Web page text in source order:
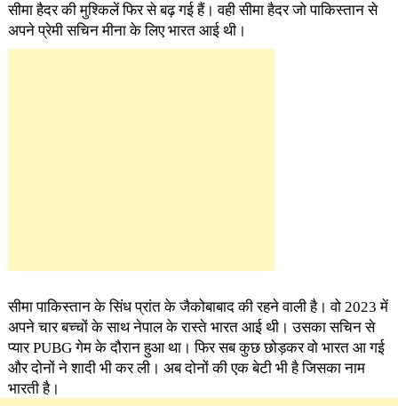
सीमा हैदर की मुश्किलें फिर से बढ़ गई हैं। वही सीमा हैदर जो पाकिस्तान से
अपने प्रेमी सचिन मीना के लिए भारत आई थी।
सीमा पाकिस्तान के सिंध प्रांत के जैकोबाबाद की रहने वाली है। वो 2023 में
अपने चार बच्चों के साथ नेपाल के रास्ते भारत आई थी। उसका सचिन से
प्यार PUBG गेम के दौरान हुआ था। फिर सब कुछ छोड़कर वो भारत आ गई
और दोनों ने शादी भी कर ली। अब दोनों की एक बेटी भी है जिसका नाम
भारती है।